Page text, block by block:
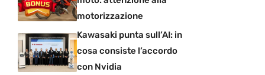
motorizzazione
Kawasaki punta sull’AI: in
cosa consiste l’accordo
con Nvidia